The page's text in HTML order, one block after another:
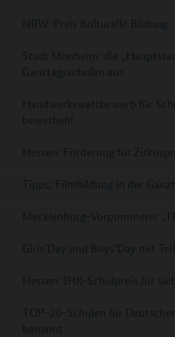
NRW-Preis Kulturelle Bildung
Stadt Monheim: die
Ganztagsschulen aus
Handwerkswettbewerb für
bewerben!
Hessen: Förderung für
Tipps: Filmbildung in der
Mecklenburg-Vorpommern:
Girls’Day und Boys’Day mit
Hessen: IHK-Schulpreis für
TOP-20-Schulen für
benannt